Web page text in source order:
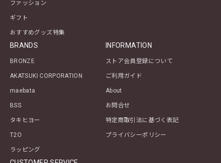
ファッション
ギフト
おすすめグッズ特集
BRANDS
BRONZE
AKATSUKI CORPORATION
maebata
BSS
タキヒヨー
T2O
ラッピング
INFORMATION
ストア会員登録について
ご利用ガイド
About
お問合せ
特定商取引法に基づく表記
プライバシーポリシー